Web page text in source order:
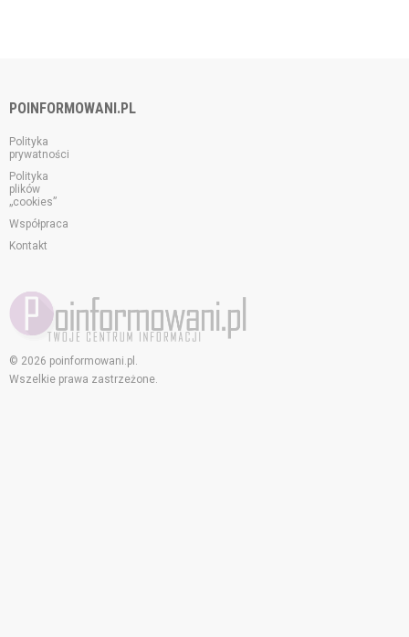
POINFORMOWANI.PL
Polityka
prywatności
Polityka
plików
„cookies”
Współpraca
Kontakt
© 2026 poinformowani.pl.
Wszelkie prawa zastrzeżone.